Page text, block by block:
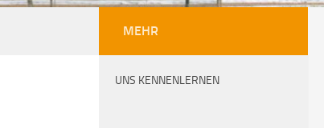
MEHR
UNS KENNENLERNEN